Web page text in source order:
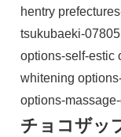
hentry
tsukubaeki-
options-self-estic
whitening
options-
チョコザッ